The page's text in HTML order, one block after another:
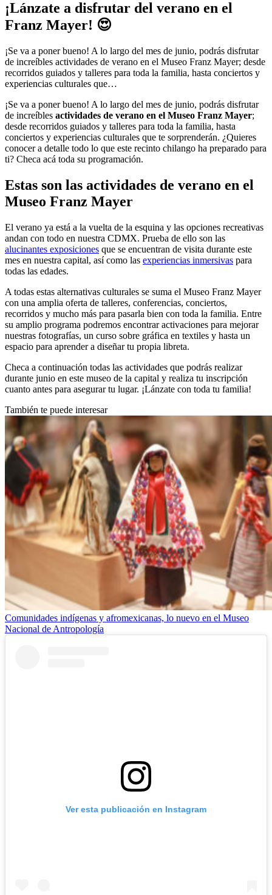
¡Lánzate a disfrutar del verano en el
Franz Mayer! 😍
¡Se va a poner bueno! A lo largo del mes de junio, podrás disfrutar
de increíbles actividades de verano en el Museo Franz Mayer; desde
recorridos guiados y talleres para toda la familia, hasta conciertos y
experiencias culturales que…
¡Se va a poner bueno! A lo largo del mes de junio, podrás disfrutar
de increíbles actividades de verano en el Museo Franz Mayer;
desde recorridos guiados y talleres para toda la familia, hasta
conciertos y experiencias culturales que te sorprenderán. ¿Quieres
conocer a detalle todo lo que este recinto chilango ha preparado para
ti? Checa acá toda su programación.
Estas son las actividades de verano en el
Museo Franz Mayer
El verano ya está a la vuelta de la esquina y las opciones recreativas
andan con todo en nuestra CDMX. Prueba de ello son las
alucinantes exposiciones que se encuentran de visita durante este
mes en nuestra capital, así como las experiencias inmersivas para
todas las edades.
A todas estas alternativas culturales se suma el Museo Franz Mayer
con una amplia oferta de talleres, conferencias, conciertos,
recorridos y mucho más para pasarla bien con toda la familia. Entre
su amplio programa podremos encontrar activaciones para mejorar
nuestras fotografías, un curso sobre gráfica en textiles y hasta un
espacio para aprender a diseñar tu propia libreta.
Checa a continuación todas las actividades que podrás realizar
durante junio en este museo de la capital y realiza tu inscripción
cuanto antes para asegurar tu lugar. ¡Lánzate con toda tu familia!
También te puede interesar
Comunidades indígenas y afromexicanas, lo nuevo en el Museo
Nacional de Antropología
Ver esta publicación en Instagram